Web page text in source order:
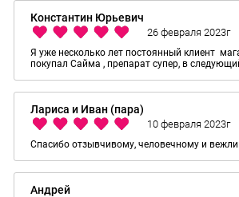
Константин Юрьевич
Я уже несколько лет постоянный клиент
покупал Сайма , препарат супер, в
Лариса и Иван (пара)
Спасибо отзывчивому, человечному и
Андрей